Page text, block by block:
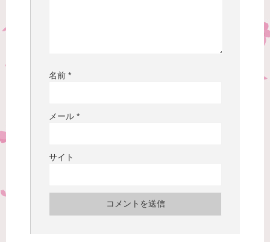
名前 *
メール *
サイト